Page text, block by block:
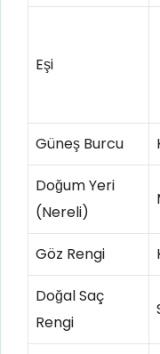
Eşi
Güneş Burcu
Doğum Yeri
(Nereli)
Göz Rengi
Doğal Saç
Rengi